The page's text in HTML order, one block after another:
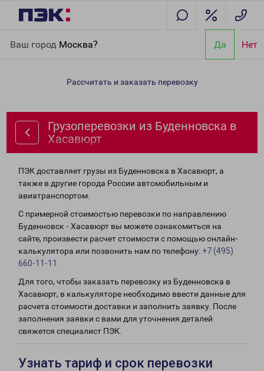
Ваш город Москва? Да Нет
Хасавюрт
Рассчитать и заказать перевозку
Грузоперевозки из Буденновска в
Хасавюрт
ПЭК доставляет грузы из Буденновска в Хасавюрт, а
также в другие города России автомобильным и
авиатранспортом.
С примерной стоимостью перевозки по направлению
Буденновск - Хасавюрт вы можете ознакомиться на
сайте, произвести расчет стоимости с помощью онлайн-
калькулятора или позвонить нам по телефону: +7 (495)
660-11-11
Для того, чтобы заказать перевозку из Буденновска в
Хасавюрт, в калькуляторе необходимо ввести данные для
расчета стоимости доставки и заполнить заявку. После
заполнения заявки с вами для уточнения деталей
свяжется специалист ПЭК.
Узнать тариф и срок перевозки